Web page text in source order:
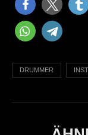
DRUMMER